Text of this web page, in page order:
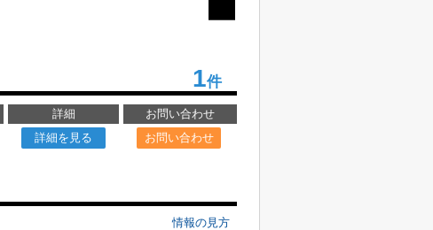
1件
詳細
お問い合わせ
詳細を見る お問い合わせ
情報の見方